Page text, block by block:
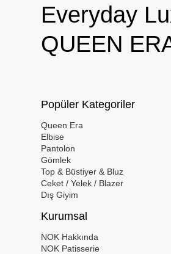
Everyday
QUEEN
Popüler Kategoriler
Queen Era
Elbise
Pantolon
Gömlek
Top & Büstiyer & Bluz
Ceket / Yelek / Blazer
Dış Giyim
Kurumsal
NOK Hakkında
NOK Patisserie